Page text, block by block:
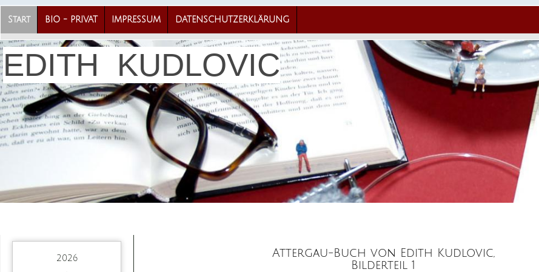
Start BIO - PRIVAT IMPRESSUM DATENSCHUTZERKLÄRUNG
EDITH KUDLOVIC
2026
Attergau-Buch von Edith Kudlovic,
Bilderteil 1